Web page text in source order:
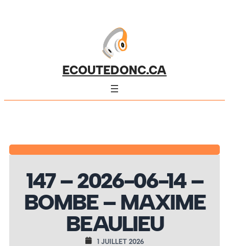
ECOUTEDONC.CA
147 – 2026-06-14 –
BOMBE – MAXIME
BEAULIEU
1 JUILLET 2026